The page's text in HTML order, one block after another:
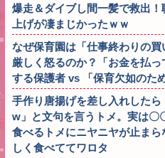
爆走＆ダイブし間一髪で救出
上げが凄まじかったｗｗ
なぜ保育園は「仕事終わりの
厳しく怒るのか？「お金を払
する保護者 vs 「保育欠如のた
手作り唐揚げを差し入れした
w」と文句を言うトメ。実は〇
食べるトメにニヤニヤが止ま
しく食べててワロタ